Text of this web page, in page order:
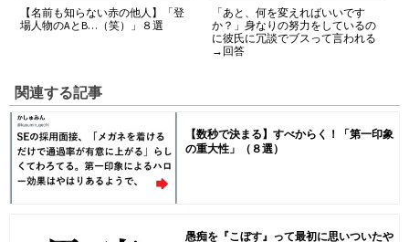
【名前も知らない赤の他人】「登
場人物のAとB…（笑）」８選
「あと、何を変えればいいです
か？」身なりの努力をしているの
に彼氏に冗談でブスって言われる
→回答
関連する記事
【数秒で決まる】すべからく！「第一印象
の重大性」（８選）
愚痴を『こぼす』って最初に思いついたや